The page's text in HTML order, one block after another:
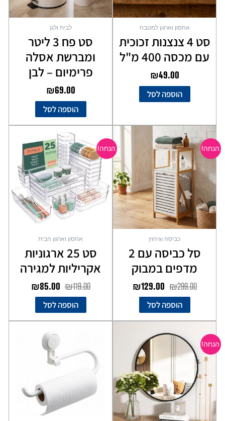
אחסון וארגון למטבח
סט 4 צנצנות זכוכית
עם מכסה 400 מ"ל
₪49.00
הוספה לסל
לבית ולגן
סט פח 3 ליטר
ומברשת אסלה
פרימיום – לבן
₪69.00
הוספה לסל
הנחה!
כביסה וגיהוץ
סל כביסה עם 2
מדפים במבוק
₪299.00
המקורי
₪299.00.
₪129.00
המחיר
הנוכחי
הוא:
₪129.00.
הוספה לסל
הנחה!
אחסון וארגון הבית
סט 25 ארגוניות
אקריליות למגירה
₪119.00
המקורי
היה:
₪119.00.
₪85.00
הנוכחי
הוא:
₪85.00.
הוספה לסל
הנחה!
המקורי
₪249.00.
₪199.00.